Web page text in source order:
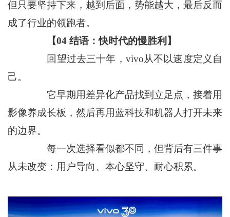
但只要坚持下来，越到后面，势能越大，最后反而
成了行业的领跑者。
【04 结语：快时代的慢胜利】
回望过去三十年，vivo从不以速度定义自
己。
它早期用差异化产品找到立足点，接着用
影像养成长板，然后再用蓝科技和机器人打开未来
的边界。
每一次选择看似都不同，但背后有三件事
从未改变：用户导向、本心坚守、耐心积累。